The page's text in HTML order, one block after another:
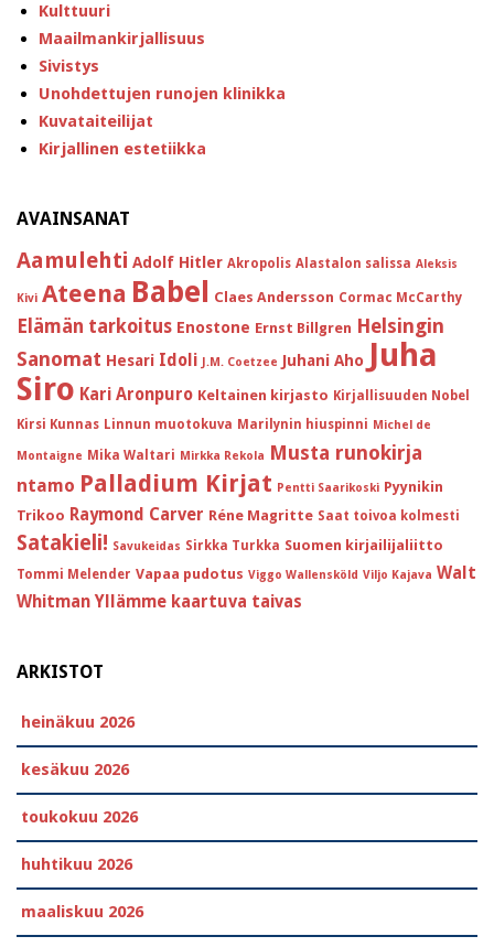
Kulttuuri
Maailmankirjallisuus
Sivistys
Unohdettujen runojen klinikka
Kuvataiteilijat
Kirjallinen estetiikka
AVAINSANAT
Aamulehti Adolf Hitler Akropolis Alastalon salissa Aleksis
Kivi Ateena Babel Claes Andersson Cormac McCarthy
Elämän tarkoitus Enostone Ernst Billgren Helsingin
Sanomat Hesari Idoli J.M. Coetzee Juhani Aho Juha
Siro Kari Aronpuro Keltainen kirjasto Kirjallisuuden Nobel
Kirsi Kunnas Linnun muotokuva Marilynin hiuspinni Michel de
Montaigne Mika Waltari Mirkka Rekola Musta runokirja
ntamo Palladium Kirjat Pentti Saarikoski Pyynikin
Trikoo Raymond Carver Réne Magritte Saat toivoa kolmesti
Satakieli! Savukeidas Sirkka Turkka Suomen kirjailijaliitto
Tommi Melender Vapaa pudotus Viggo Wallensköld Viljo Kajava Walt
Whitman Yllämme kaartuva taivas
ARKISTOT
heinäkuu 2026
kesäkuu 2026
toukokuu 2026
huhtikuu 2026
maaliskuu 2026